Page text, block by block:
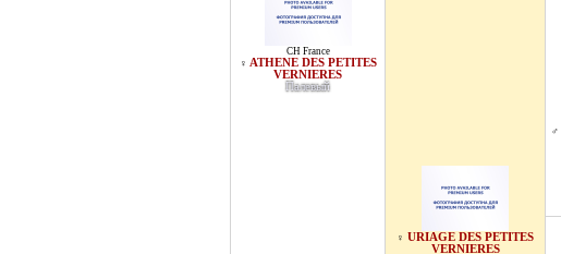
CH France
♀ ATHENE DES PETITES
VERNIERES
Палевый
♀ URIAGE DES PETITES
VERNIERES
♂